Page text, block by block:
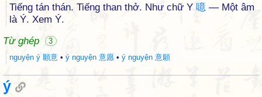
Tiếng tán thán. Tiếng than thở. Như chữ Y 噫 — Một âm
là Ý. Xem Ý.
Từ ghép
3
nguyện ý 願意 • ý nguyện 意愿 • ý nguyện 意願
ý